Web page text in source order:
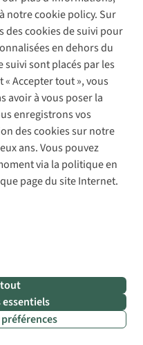
notre cookie policy. Sur
des cookies de suivi pour
en dehors du
suivi sont placés par les
Accepter tout », vous
avoir à vous poser la
enregistrons vos
des cookies sur notre
ans. Vous pouvez
via la politique en
page du site Internet.